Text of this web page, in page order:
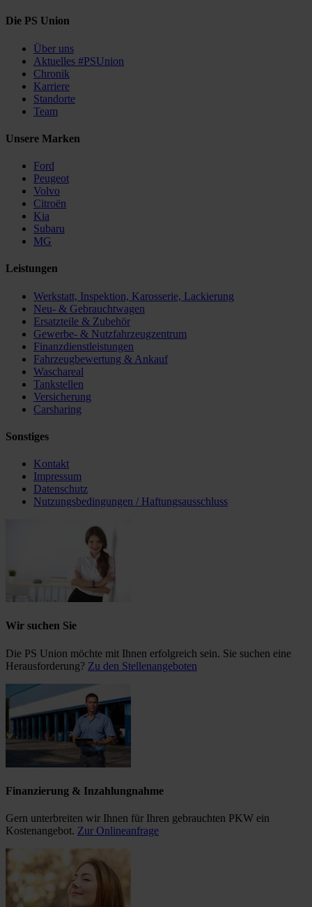
Die PS Union
Über uns
Aktuelles #PSUnion
Chronik
Karriere
Standorte
Team
Unsere Marken
Ford
Peugeot
Volvo
Citroën
Kia
Subaru
MG
Leistungen
Werkstatt, Inspektion, Karosserie, Lackierung
Neu- & Gebrauchtwagen
Ersatzteile & Zubehör
Gewerbe- & Nutzfahrzeugzentrum
Finanzdienstleistungen
Fahrzeugbewertung & Ankauf
Waschareal
Tankstellen
Versicherung
Carsharing
Sonstiges
Kontakt
Impressum
Datenschutz
Nutzungsbedingungen / Haftungsausschluss
Wir suchen Sie
Die PS Union möchte mit Ihnen erfolgreich sein. Sie suchen eine
Herausforderung? Zu den Stellenangeboten
Finanzierung & Inzahlungnahme
Gern unterbreiten wir Ihnen für Ihren gebrauchten PKW ein
Kostenangebot. Zur Onlineanfrage